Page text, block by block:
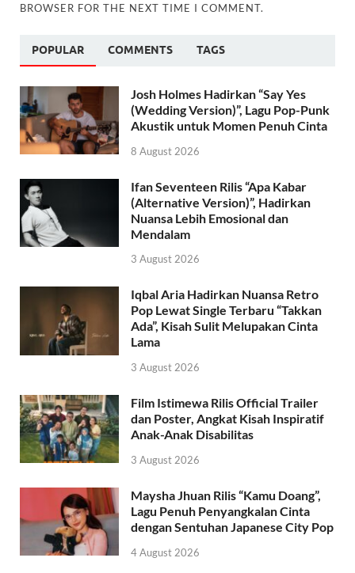
BROWSER FOR THE NEXT TIME I COMMENT.
POPULAR COMMENTS TAGS
Josh Holmes Hadirkan “Say Yes
(Wedding Version)”, Lagu Pop-Punk
Akustik untuk Momen Penuh Cinta
8 August 2026
Ifan Seventeen Rilis “Apa Kabar
(Alternative Version)”, Hadirkan
Nuansa Lebih Emosional dan
Mendalam
3 August 2026
Iqbal Aria Hadirkan Nuansa Retro
Pop Lewat Single Terbaru “Takkan
Ada”, Kisah Sulit Melupakan Cinta
Lama
3 August 2026
Film Istimewa Rilis Official Trailer
dan Poster, Angkat Kisah Inspiratif
Anak-Anak Disabilitas
3 August 2026
Maysha Jhuan Rilis “Kamu Doang”,
Lagu Penuh Penyangkalan Cinta
dengan Sentuhan Japanese City Pop
4 August 2026